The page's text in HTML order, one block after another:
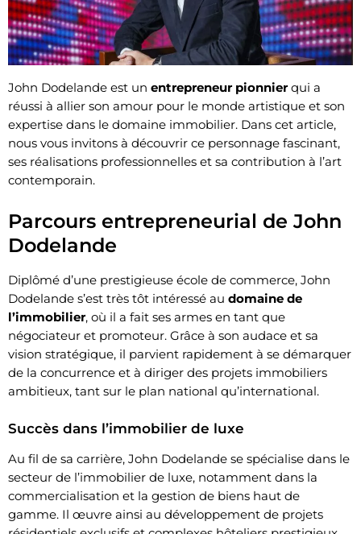
John Dodelande est un entrepreneur pionnierqui a
réussi à allier son amour pour le monde artistique et son
expertise dans le domaine immobilier. Dans cet article,
nous vous invitons à découvrir ce personnage fascinant,
ses réalisations professionnelles et sa contribution à l’art
contemporain.
Parcours entrepreneurial de John
Dodelande
Diplômé d’une prestigieuse école de commerce, John
Dodelande s’est très tôt intéressé au domaine de
l’immobilier, où il a fait ses armes en tant que
négociateur et promoteur. Grâce à son audace et sa
vision stratégique, il parvient rapidement à se démarquer
de la concurrence et à diriger des projets immobiliers
ambitieux, tant sur le plan national qu’international.
Succès dans l’immobilier de luxe
Au fil de sa carrière, John Dodelande se spécialise dans le
secteur de l’immobilier de luxe, notamment dans la
commercialisation et la gestion de biens haut de
gamme. Il œuvre ainsi au développement de projets